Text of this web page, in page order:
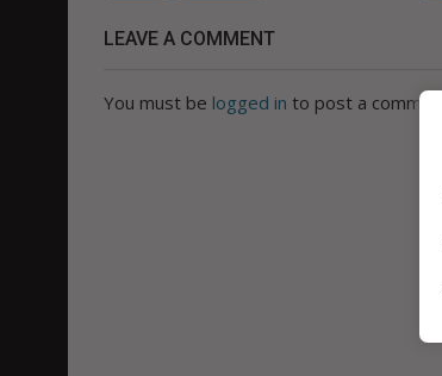
LEAVE A COMMENT
You must be logged in to post a comment.